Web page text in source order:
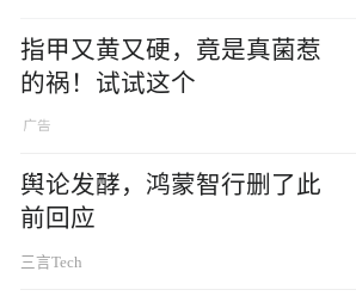
指甲又黄又硬，竟是真菌惹
的祸！试试这个
舆论发酵，鸿蒙智行删了此
前回应
三言Tech